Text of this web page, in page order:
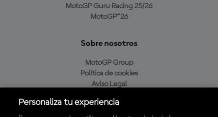
MotoGP Guru Racing 25/26
MotoGP™26
Sobre nosotros
MotoGP Group
Política de cookies
Aviso Legal
Política de compra
Personaliza tu experiencia